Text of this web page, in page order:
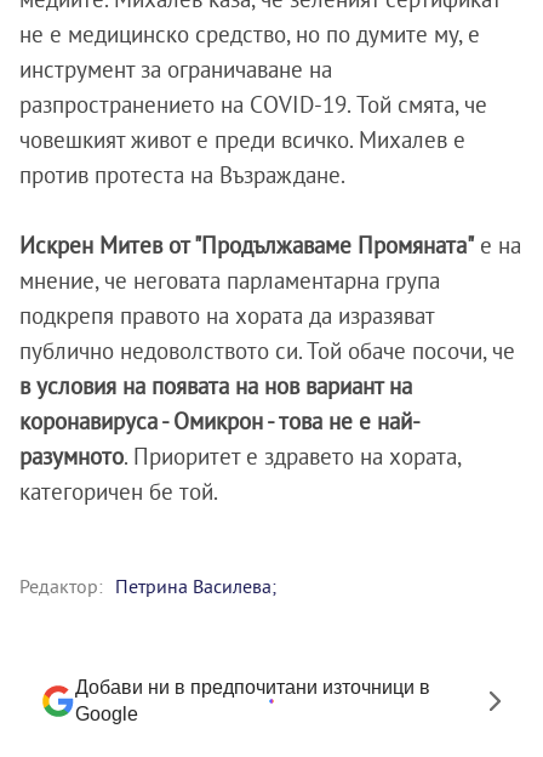
не е медицинско средство, но по думите му, е
инструмент за ограничаване на
разпространението на COVID-19. Той смята, че
човешкият живот е преди всичко. Михалев е
против протеста на Възраждане.
Искрен Митев от "Продължаваме Промяната"е на
мнение, че неговата парламентарна група
подкрепя правото на хората да изразяват
публично недоволството си. Той обаче посочи, че
в условия на появата на нов вариант на
коронавируса - Омикрон - това не е най-
разумното. Приоритет е здравето на хората,
категоричен бе той.
Редактор: Петрина Василева;
Добави ни в предпочитани източници в
Google